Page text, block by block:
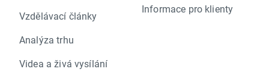
Vzdělávací články
Analýza trhu
Videa a živá vysílání
Informace pro klienty